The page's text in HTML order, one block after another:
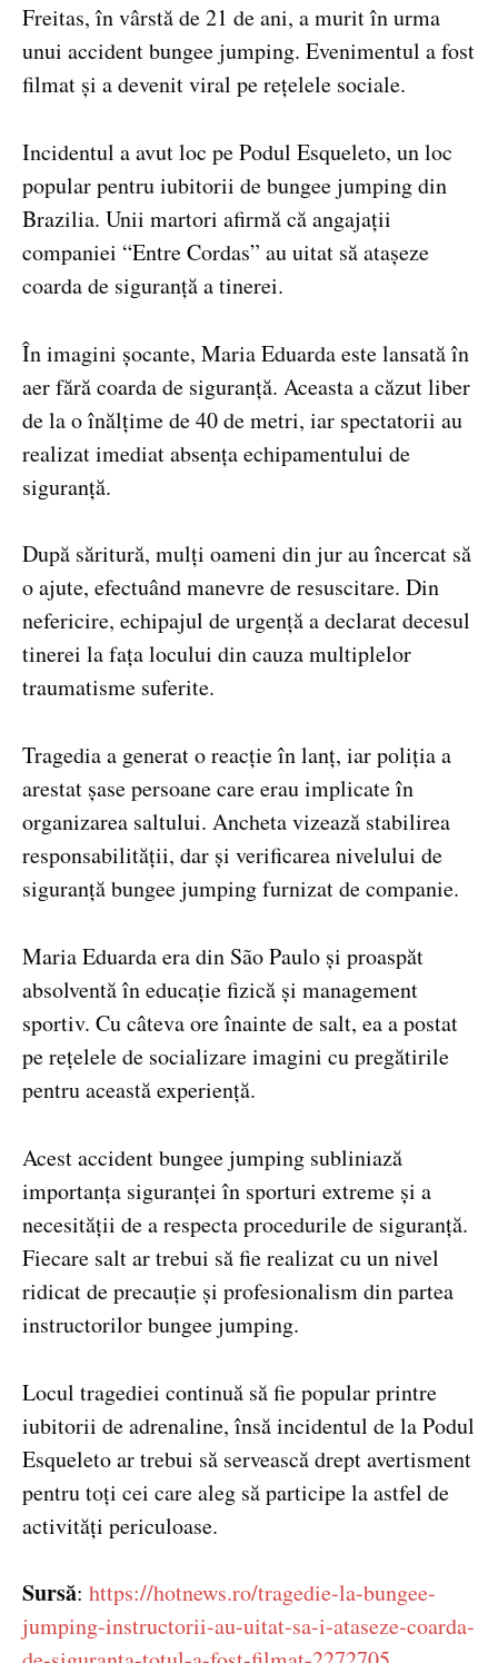
Freitas, în vârstă de 21 de ani, a murit în urma
unui accident bungee jumping. Evenimentul a fost
filmat și a devenit viral pe rețelele sociale.
Incidentul a avut loc pe Podul Esqueleto, un loc
popular pentru iubitorii de bungee jumping din
Brazilia. Unii martori afirmă că angajații
companiei “Entre Cordas” au uitat să atașeze
coarda de siguranță a tinerei.
În imagini șocante, Maria Eduarda este lansată în
aer fără coarda de siguranță. Aceasta a căzut liber
de la o înălțime de 40 de metri, iar spectatorii au
realizat imediat absența echipamentului de
siguranță.
După săritură, mulți oameni din jur au încercat să
o ajute, efectuând manevre de resuscitare. Din
nefericire, echipajul de urgență a declarat decesul
tinerei la fața locului din cauza multiplelor
traumatisme suferite.
Tragedia a generat o reacție în lanț, iar poliția a
arestat șase persoane care erau implicate în
organizarea saltului. Ancheta vizează stabilirea
responsabilității, dar și verificarea nivelului de
siguranță bungee jumping furnizat de companie.
Maria Eduarda era din São Paulo și proaspăt
absolventă în educație fizică și management
sportiv. Cu câteva ore înainte de salt, ea a postat
pe rețelele de socializare imagini cu pregătirile
pentru această experiență.
Acest accident bungee jumping subliniază
importanța siguranței în sporturi extreme și a
necesității de a respecta procedurile de siguranță.
Fiecare salt ar trebui să fie realizat cu un nivel
ridicat de precauție și profesionalism din partea
instructorilor bungee jumping.
Locul tragediei continuă să fie popular printre
iubitorii de adrenaline, însă incidentul de la Podul
Esqueleto ar trebui să servească drept avertisment
pentru toți cei care aleg să participe la astfel de
activități periculoase.
Sursă: https://hotnews.ro/tragedie-la-bungee-
jumping-instructorii-au-uitat-sa-i-ataseze-coarda-